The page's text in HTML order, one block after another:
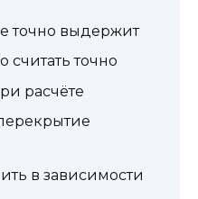
точно выдержит
считать точно
расчёте
в зависимости